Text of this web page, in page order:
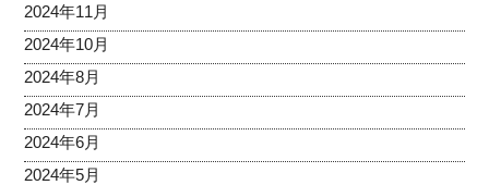
2024年11月
2024年10月
2024年8月
2024年7月
2024年6月
2024年5月